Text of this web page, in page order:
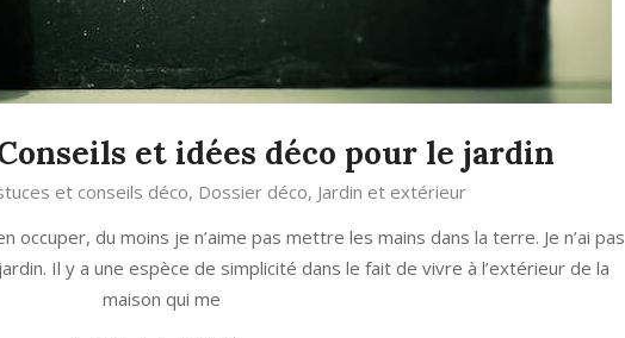
et idées déco pour le jardin
et conseils déco, Dossier déco, Jardin et extérieur
occuper, du moins je n’aime pas mettre les mains dans la terre. Je n’ai pas
Il y a une espèce de simplicité dans le fait de vivre à l’extérieur de la
maison qui me